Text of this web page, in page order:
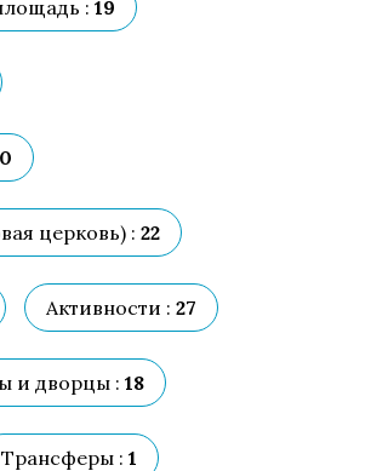
: 19
церковь) : 22
Активности : 27
и дворцы : 18
Трансферы : 1